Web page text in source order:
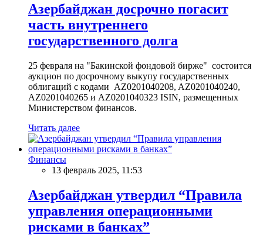
Азербайджан досрочно погасит
часть внутреннего
государственного долга
25 февраля на "Бакинской фондовой бирже" состоится
аукцион по досрочному выкупу государственных
облигаций с кодами AZ0201040208, AZ0201040240,
AZ0201040265 и AZ0201040323 ISIN, размещенных
Министерством финансов.
Читать далее
Финансы
13 февраль 2025, 11:53
Азербайджан утвердил “Правила
управления операционными
рисками в банках”